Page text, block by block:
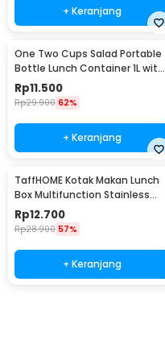
+ Keranjang
One Two Cups Salad Portable
Bottle Lunch Container 1L with
Fork - RF20
Rp11.500
Rp29.900 62%
+ Keranjang
TaffHOME Kotak Makan Lunch
Box Multifunction Stainless
Steel 304 550ml - AC-21
Rp12.700
Rp28.900 57%
+ Keranjang